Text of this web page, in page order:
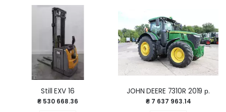
Still EXV 16
₴ 530 668.36
JOHN DEERE 7310R 2019 р.
₴ 7 637 963.14